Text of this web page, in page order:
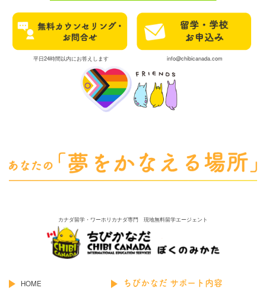
平日24時間以内にお答えします info@chibicanada.com
カナダ留学・ワーホリカナダ専門 現地無料留学エージェント
HOME
ちびかなだ サポート内容